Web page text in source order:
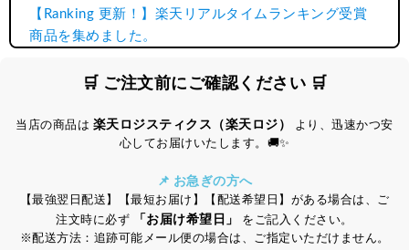
【Ranking 更新！】楽天リアルタイムランキング受賞
商品を集めました。
2026/08/05
説！自然派が選ぶスーパーフード
【MCTオイル 特集】オーガニック派？風味のなじみや
すさ派？ 2つのMCTオイルを比べてみました
2026/06/04
🛒 ご注文前にご確認ください 🛒
当店の商品は 楽天ロジスティクス（楽天ロジ）
より、迅速かつ安
心してお届けいたします。🚚✨
📌 お急ぎの方へ
【最強翌日配送】【最短お届け】【配送希望日】がある場合は、ご
注文時に必ず
「お届け希望日」
をご記入ください。
※配送方法：追跡可能メール便の場合は、ご指定いただけません。